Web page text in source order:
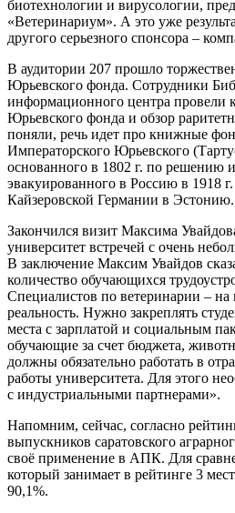
биотехнологии и вирусологии,
«Ветеринариум». А это уже
другого серьезного спонсора –
В аудитории 207 прошло
Юрьевского фонда. Сотрудники
информационного центра провели
Юрьевского фонда и обзор
поняли, речь идет про книжные
Императорского Юрьевского
основанного в 1802 г. по решению
эвакуированного в Россию в 1918
Кайзеровской Германии в Эстонию.
Закончился визит Максима
университет встречей с очень
В заключение Максим Увайдов
количество обучающихся
Специалистов по ветеринарии – на
реальность. Нужно закреплять
места с зарплатой и социальным
обучающие за счет бюджета,
должны обязательно работать в
работы университета. Для этого
с индустриальными партнерами».
Напомним, сейчас, согласно
выпускников саратовского
своё применение в АПК. Для
который занимает в рейтинге 3
90,1%.